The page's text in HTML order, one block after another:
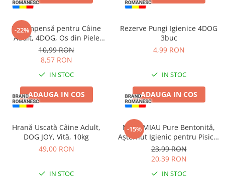
-22%
Recompensă pentru Câine
Adult, 4DOG, Os din Piele
Presată, 22cm
10,99 RON
8,57 RON
IN STOC
ADAUGA IN COS
Rezerve Pungi Igienice 4DOG
3buc
4,99 RON
IN STOC
ADAUGA IN COS
Hrană Uscată Câine Adult,
DOG JOY, Vită, 10kg
49,00 RON
IN STOC
-15%
MIAU MIAU Pure Bentonită,
Așternut Igienic pentru Pisică,
Lavandă, 5L
23,99 RON
20,39 RON
IN STOC